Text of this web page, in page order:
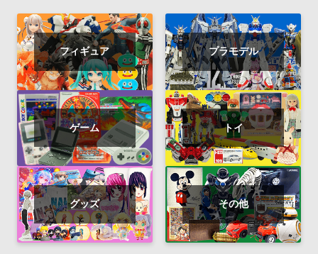
フィギュア プラモデル
ゲーム トイ
グッズ その他